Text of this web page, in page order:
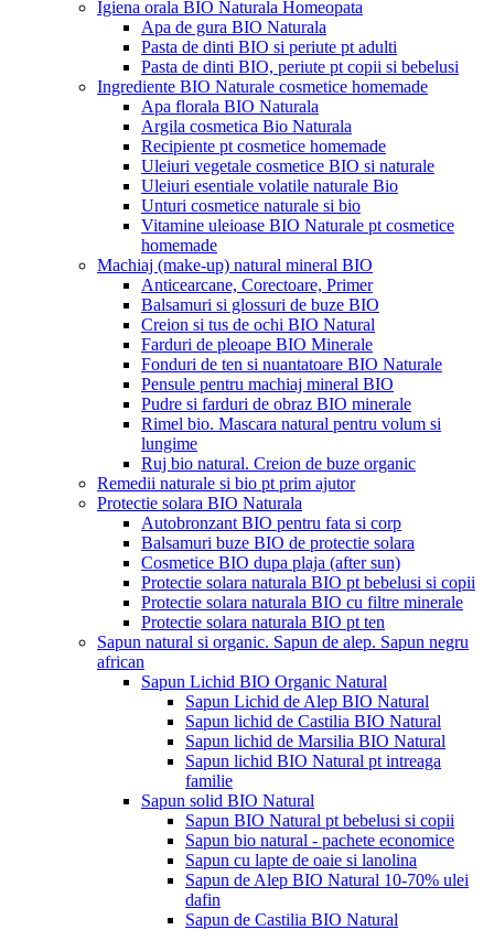
Igiena orala BIO Naturala Homeopata
Apa de gura BIO Naturala
Pasta de dinti BIO si periute pt adulti
Pasta de dinti BIO, periute pt copii si bebelusi
Ingrediente BIO Naturale cosmetice homemade
Apa florala BIO Naturala
Argila cosmetica Bio Naturala
Recipiente pt cosmetice homemade
Uleiuri vegetale cosmetice BIO si naturale
Uleiuri esentiale volatile naturale Bio
Unturi cosmetice naturale si bio
Vitamine uleioase BIO Naturale pt cosmetice
homemade
Machiaj (make-up) natural mineral BIO
Anticearcane, Corectoare, Primer
Balsamuri si glossuri de buze BIO
Creion si tus de ochi BIO Natural
Farduri de pleoape BIO Minerale
Fonduri de ten si nuantatoare BIO Naturale
Pensule pentru machiaj mineral BIO
Pudre si farduri de obraz BIO minerale
Rimel bio. Mascara natural pentru volum si
lungime
Ruj bio natural. Creion de buze organic
Remedii naturale si bio pt prim ajutor
Protectie solara BIO Naturala
Autobronzant BIO pentru fata si corp
Balsamuri buze BIO de protectie solara
Cosmetice BIO dupa plaja (after sun)
Protectie solara naturala BIO pt bebelusi si copii
Protectie solara naturala BIO cu filtre minerale
Protectie solara naturala BIO pt ten
Sapun natural si organic. Sapun de alep. Sapun negru
african
Sapun Lichid BIO Organic Natural
Sapun Lichid de Alep BIO Natural
Sapun lichid de Castilia BIO Natural
Sapun lichid de Marsilia BIO Natural
Sapun lichid BIO Natural pt intreaga
familie
Sapun solid BIO Natural
Sapun BIO Natural pt bebelusi si copii
Sapun bio natural - pachete economice
Sapun cu lapte de oaie si lanolina
Sapun de Alep BIO Natural 10-70% ulei
dafin
Sapun de Castilia BIO Natural